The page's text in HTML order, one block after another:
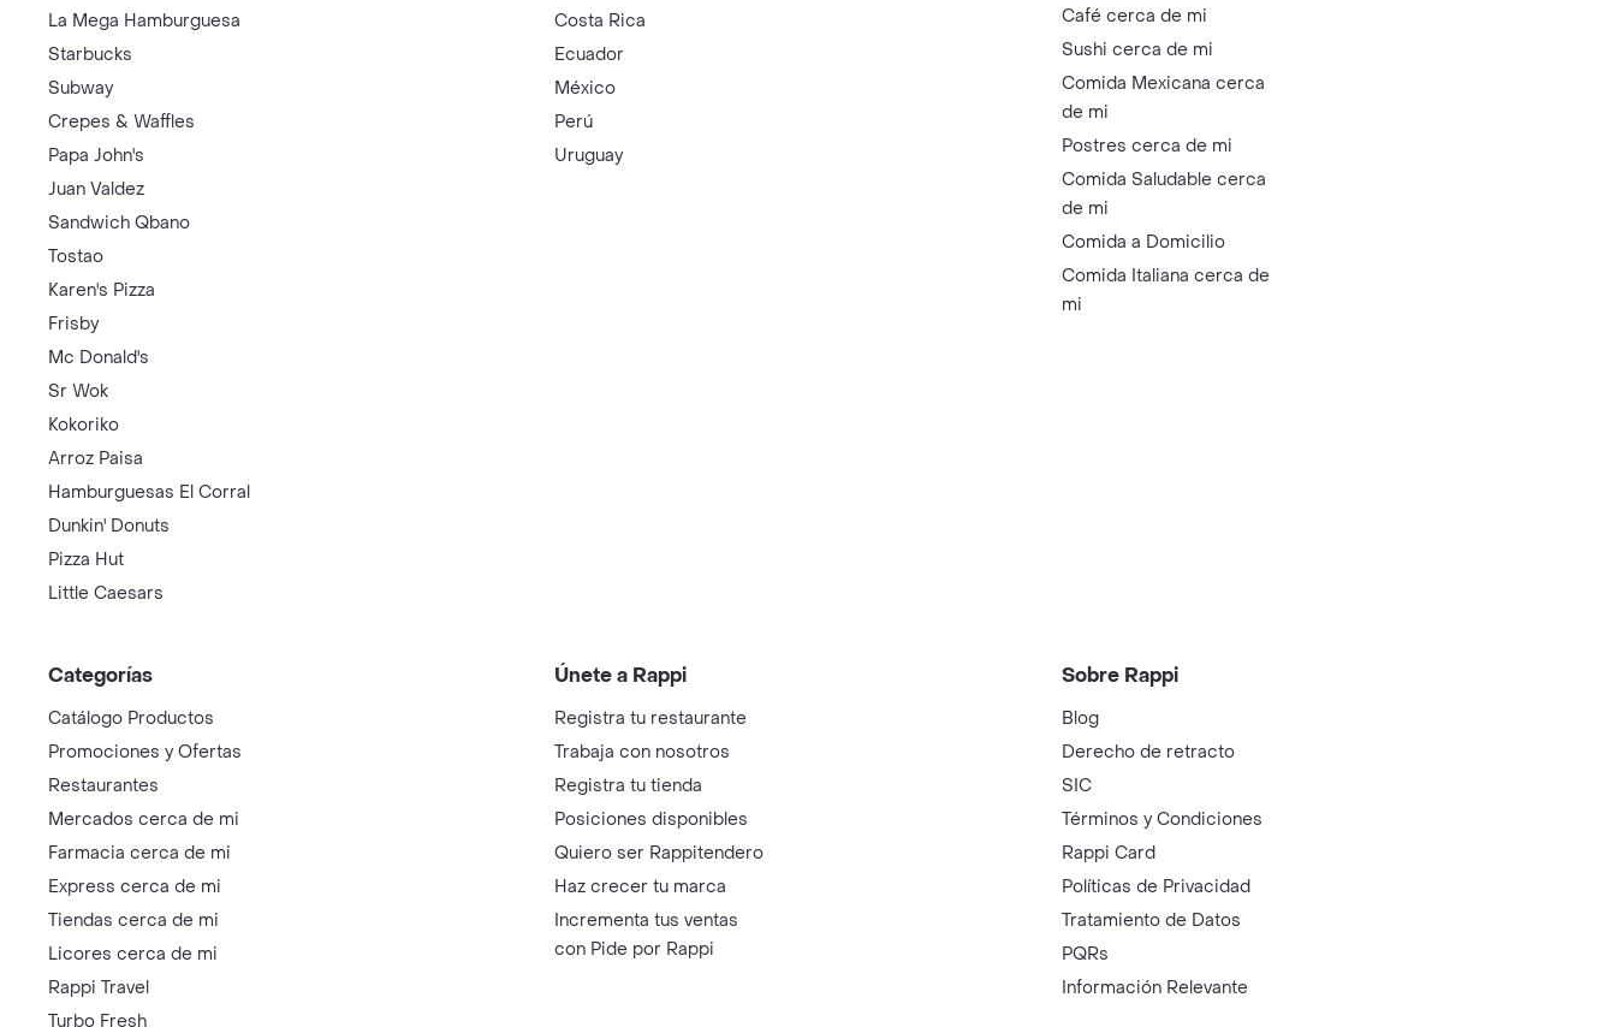
La Mega Hamburguesa
Starbucks
Subway
Crepes & Waffles
Papa John's
Juan Valdez
Sandwich Qbano
Tostao
Karen's Pizza
Frisby
Mc Donald's
Sr Wok
Kokoriko
Arroz Paisa
Hamburguesas El Corral
Dunkin' Donuts
Pizza Hut
Little Caesars
Costa Rica
Ecuador
México
Perú
Uruguay
Café cerca de mi
Sushi cerca de mi
Comida Mexicana cerca
de mi
Postres cerca de mi
Comida Saludable cerca
de mi
Comida a Domicilio
Comida Italiana cerca de
mi
Categorías
Catálogo Productos
Promociones y Ofertas
Restaurantes
Mercados cerca de mi
Farmacia cerca de mi
Express cerca de mi
Tiendas cerca de mi
Licores cerca de mi
Rappi Travel
Turbo Fresh
Únete a Rappi
Registra tu restaurante
Trabaja con nosotros
Registra tu tienda
Posiciones disponibles
Quiero ser Rappitendero
Haz crecer tu marca
Incrementa tus ventas
con Pide por Rappi
Sobre Rappi
Blog
Derecho de retracto
SIC
Términos y Condiciones
Rappi Card
Políticas de Privacidad
Tratamiento de Datos
PQRs
Información Relevante